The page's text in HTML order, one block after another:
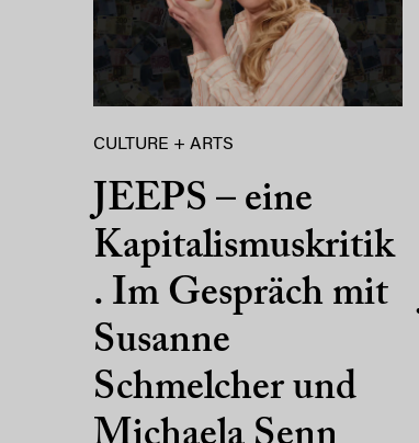
CULTURE + ARTS
JEEPS – eine
Kapitalismuskritik
. Im Gespräch mit
Susanne
Schmelcher und